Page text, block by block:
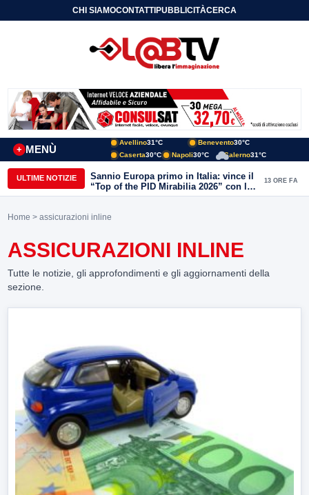
CHI SIAMOCONTATTIPUBBLICITÀCERCA
MENÙ
+
Avellino31°C Benevento30°C
Caserta30°C Napoli30°C Salerno31°C
ULTIME NOTIZIE
Sannio Europa primo in Italia: vince il
“Top of the PID Mirabilia 2026” con la
realtà virtuale nei musei del Sannio
13 ORE FA
Home > assicurazioni inline
ASSICURAZIONI INLINE
Tutte le notizie, gli approfondimenti e gli aggiornamenti della
sezione.